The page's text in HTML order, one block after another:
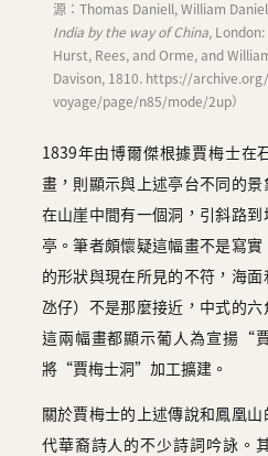
源：Thomas Daniell, William
India by the way of China ,
Hurst, Rees, and Orme, and
Davison, 1810. https://
voyage/page/n85/mode/2up）
1839年由博爾傑根據賈梅士在
畫，則顯示與上述亭台不同的景
在山崖中間有一個洞，引斜路
亭。筆者頗懷疑這幅畫不是寫
的形狀與現在所見的不符，海
氹仔）不是那麼接近，中式的
這兩幅畫都顯示葡人為宣揚“
將“賈梅士洞”加工擴建。
關於賈梅士的上述傳說和鳳凰
代華裔詩人的不少詩詞吟詠。